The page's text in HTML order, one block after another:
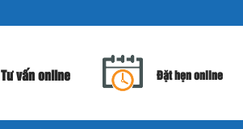
Tư vấn online Đặt hẹn online